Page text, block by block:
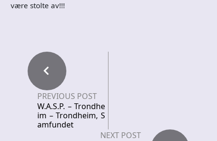
være stolte av!!!
PREVIOUS POST
W.A.S.P. – Trondhe
im – Trondheim, S
amfundet
NEXT POST